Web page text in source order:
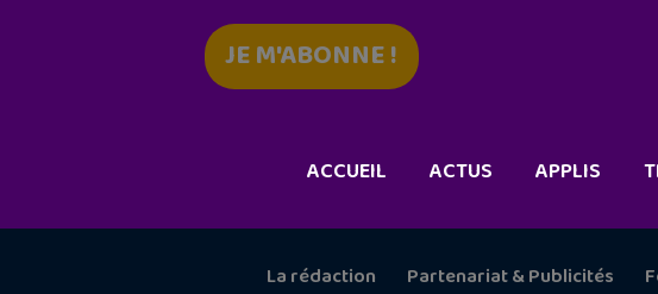
JE M'ABONNE !
ACCUEIL ACTUS APPLIS
La rédaction Partenariat & Publicités